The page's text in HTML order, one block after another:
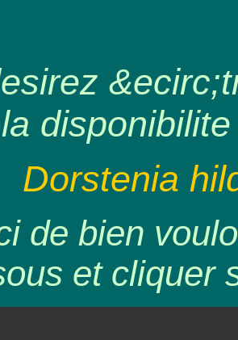
la
Dorstenia
de bien
et cliquer